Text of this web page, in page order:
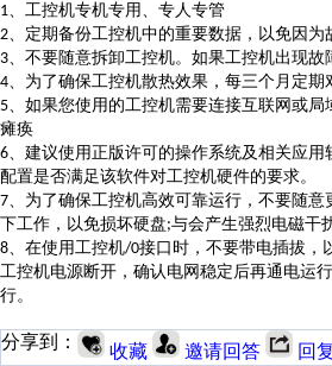
1、工控机专机专用、专人专管
2、定期备份工控机中的重要数据，以免因为
3、不要随意拆卸工控机。如果工控机出现
4、为了确保工控机散热效果，每三个月定
5、如果您使用的工控机需要连接互联网或
瘫痪
6、建议使用正版许可的操作系统及相关应
配置是否满足该软件对工控机硬件的要求。
7、为了确保工控机高效可靠运行，不要随意
下工作，以免损坏硬盘;与会产生强烈电磁干
8、在使用工控机/0接口时，不要带电插拔，
工控机电源断开，确认电网稳定后再通电运行
行。
分享到： 收藏 邀请回答 回